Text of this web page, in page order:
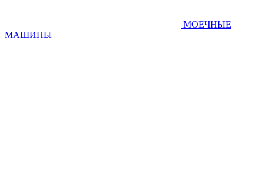
МОЕЧНЫЕ
МАШИНЫ